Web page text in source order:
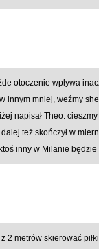
otoczenie wpływa
innym mniej, weźmy
napisał Theo.
dalej też skończył w
inny w Milanie będzie
2 metrów skierować